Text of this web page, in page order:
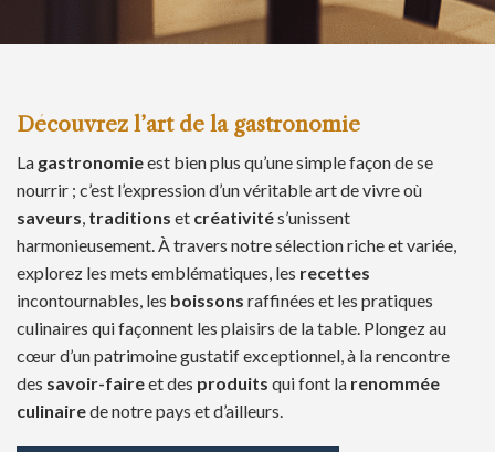
Découvrez l’art de la gastronomie
La gastronomieest bien plus qu’une simple façon de se
nourrir ; c’est l’expression d’un véritable art de vivre où
saveurs traditions et créativités’unissent
harmonieusement. À travers notre sélection riche et variée,
explorez les mets emblématiques, les recettes
incontournables, les boissons raffinées et les pratiques
culinaires qui façonnent les plaisirs de la table. Plongez au
cœur d’un patrimoine gustatif exceptionnel, à la rencontre
des savoir-faireet des produits qui font la renommée
culinairede notre pays et d’ailleurs.